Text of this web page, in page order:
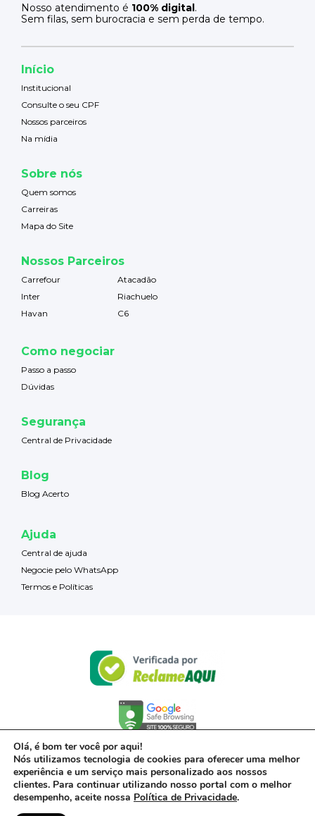
Nosso atendimento é 100% digital.
Sem filas, sem burocracia e sem perda de tempo.
Início
Institucional
Consulte o seu CPF
Nossos parceiros
Na mídia
Sobre nós
Quem somos
Carreiras
Mapa do Site
Nossos Parceiros
Carrefour
Atacadão
Inter
Riachuelo
Havan
C6
Como negociar
Passo a passo
Dúvidas
Segurança
Central de Privacidade
Blog
Blog Acerto
Ajuda
Central de ajuda
Negocie pelo WhatsApp
Termos e Políticas
Olá, é bom ter você por aqui!
Nós utilizamos tecnologia de cookies para oferecer uma melhor
experiência e um serviço mais personalizado aos nossos
clientes. Para continuar utilizando nosso portal com o melhor
desempenho, aceite nossa Política de Privacidade.